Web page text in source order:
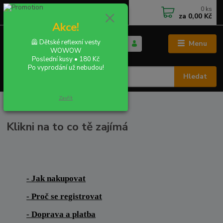
Menu
CZK
Hledat
+420 702 855 412
0 ks
za 0,00 Kč
VŠE O NÁKUPU
Klikni na to co tě zajímá
- Jak nakupovat
- Proč se registrovat
- Doprava a platba
Akce!
🦺 Dětské reflexní vesty
WOWOW
Poslední kusy • 180 Kč
Po vyprodání už nebudou!
Zavřít